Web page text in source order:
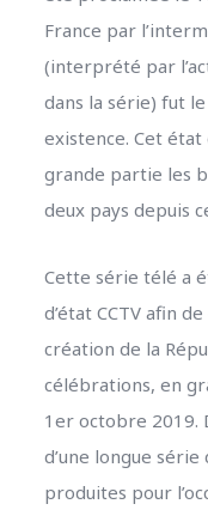
France par
(interprété par
dans la série) fut
existence. Cet
grande partie les
deux pays depuis
Cette série télé a
d’état CCTV afin
création de la
célébrations, en
1er octobre 2019.
d’une longue
produites pour